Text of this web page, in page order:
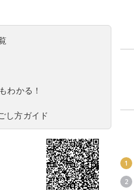
わかる！
し方ガイド
1
2